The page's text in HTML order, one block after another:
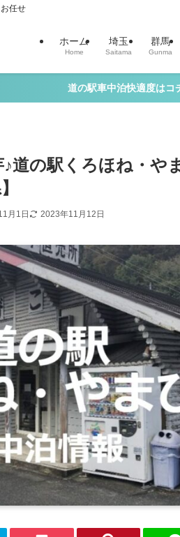
任せ
ホーム
Home
埼玉
Saitama
群馬
Gunma
道の駅車中泊快適度はコ
道の駅くろほね・や
月1日 2023年11月12日